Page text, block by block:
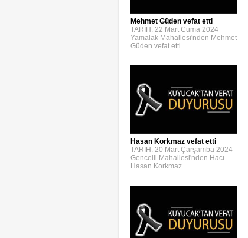
Mehmet Güden vefat etti
TARİH: 22 Mart Cuma 2024
Yamalak Mahallesi'nden Mehmet
Güden vefat etti.
Hasan Korkmaz vefat etti
TARİH: 20 Mart Çarşamba 2024
Gencelli Mahallesi'nden Hacı
Hasan Korkmaz